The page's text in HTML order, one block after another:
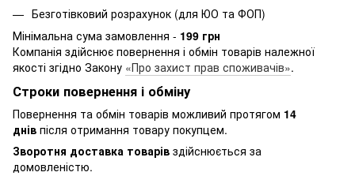
Безготівковий розрахунок (для ЮО та ФОП)
Мінімальна сума замовлення - 199 грн
Компанія здійснює повернення і обмін товарів належної
якості згідно Закону «Про захист прав споживачів».
Строки повернення і обміну
Повернення та обмін товарів можливий протягом 14
днів після отримання товару покупцем.
Зворотня доставка товарів здійснюється за
домовленістю.